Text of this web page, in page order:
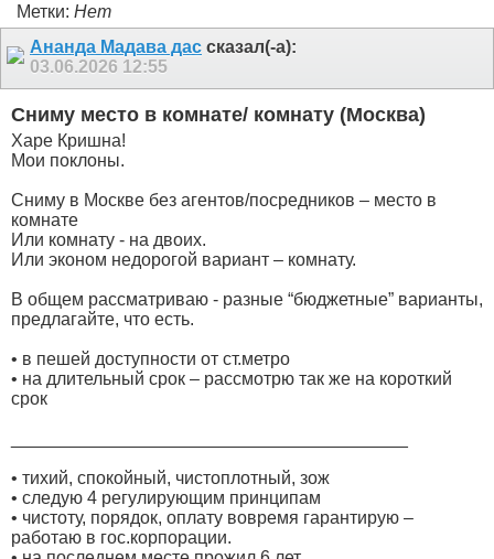
Метки: Нет
Ананда Мадава дас сказал(-а):
03.06.2026 12:55
Сниму место в комнате/ комнату (Москва)
Харе Кришна!
Мои поклоны.
Сниму в Москве без агентов/посредников – место в
комнате
Или комнату - на двоих.
Или эконом недорогой вариант – комнату.
В общем рассматриваю - разные “бюджетные” варианты,
предлагайте, что есть.
• в пешей доступности от ст.метро
• на длительный срок – рассмотрю так же на короткий
срок
• тихий, спокойный, чистоплотный, зож
• следую 4 регулирующим принципам
• чистоту, порядок, оплату вовремя гарантирую –
работаю в гос.корпорации.